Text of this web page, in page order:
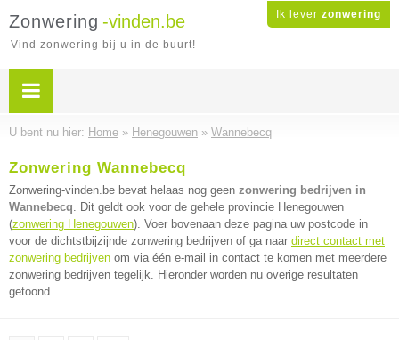
Ik lever zonwering
Zonwering -vinden.be
Vind zonwering bij u in de buurt!
U bent nu hier: Home » Henegouwen » Wannebecq
Zonwering Wannebecq
Zonwering-vinden.be bevat helaas nog geen zonwering bedrijven in
Wannebecq. Dit geldt ook voor de gehele provincie Henegouwen
(zonwering Henegouwen). Voer bovenaan deze pagina uw postcode in
voor de dichtstbijzijnde zonwering bedrijven of ga naar direct contact met
zonwering bedrijven om via één e-mail in contact te komen met meerdere
zonwering bedrijven tegelijk. Hieronder worden nu overige resultaten
getoond.